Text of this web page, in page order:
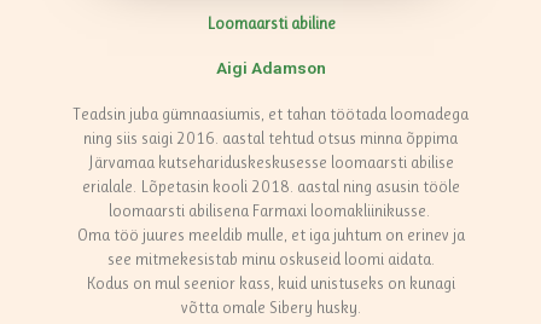
Loomaarsti abiline
Aigi Adamson
Teadsin juba gümnaasiumis, et tahan töötada loomadega
ning siis saigi 2016. aastal tehtud otsus minna õppima
Järvamaa kutsehariduskeskusesse loomaarsti abilise
erialale. Lõpetasin kooli 2018. aastal ning asusin tööle
loomaarsti abilisena Farmaxi loomakliinikusse.
Oma töö juures meeldib mulle, et iga juhtum on erinev ja
see mitmekesistab minu oskuseid loomi aidata.
Kodus on mul seenior kass, kuid unistuseks on kunagi
võtta omale Sibery husky.